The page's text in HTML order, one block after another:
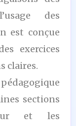
des
est conçue
exercices
claires.
sections
et les